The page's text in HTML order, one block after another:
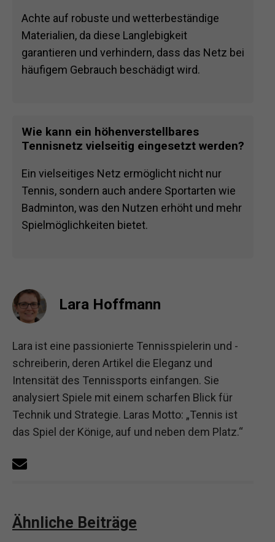
Achte auf robuste und wetterbeständige
Materialien, da diese Langlebigkeit
garantieren und verhindern, dass das Netz bei
häufigem Gebrauch beschädigt wird.
Wie kann ein höhenverstellbares
Tennisnetz vielseitig eingesetzt werden?
Ein vielseitiges Netz ermöglicht nicht nur
Tennis, sondern auch andere Sportarten wie
Badminton, was den Nutzen erhöht und mehr
Spielmöglichkeiten bietet.
Lara Hoffmann
Lara ist eine passionierte Tennisspielerin und -
schreiberin, deren Artikel die Eleganz und
Intensität des Tennissports einfangen. Sie
analysiert Spiele mit einem scharfen Blick für
Technik und Strategie. Laras Motto: „Tennis ist
das Spiel der Könige, auf und neben dem Platz.“
Ähnliche Beiträge